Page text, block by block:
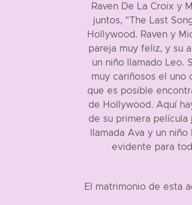
Raven De La Croix y
juntos, "The Last
Hollywood. Raven y
pareja muy feliz, y su
un niño llamado Leo.
muy cariñosos el uno
que es posible
de Hollywood. Aquí
de su primera película
llamada Ava y un
evidente para
El matrimonio de esta